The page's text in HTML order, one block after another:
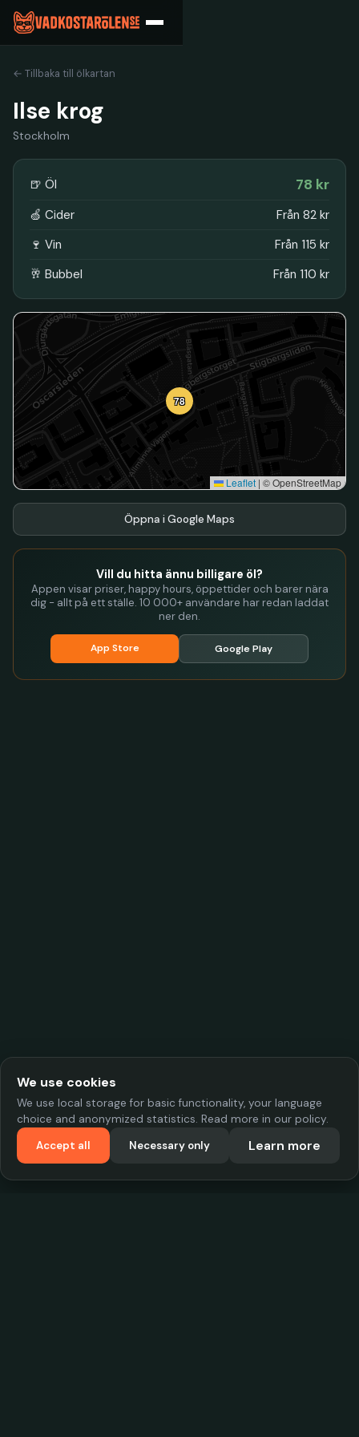
← Tillbaka till ölkartan
Ilse krog
Stockholm
🍺 Öl 78 kr
🍏 Cider
Från 82 kr
🍷 Vin
Från 115 kr
🥂 Bubbel
Från 110 kr
78
Leaflet | © OpenStreetMap
Öppna i Google Maps
Vill du hitta ännu billigare öl?
Appen visar priser, happy hours, öppettider och barer nära
dig - allt på ett ställe. 10 000+ användare har redan laddat
ner den.
App Store Google Play
We use cookies
We use local storage for basic functionality, your language
choice and anonymized statistics. Read more in our policy.
Accept all
Necessary only Learn more